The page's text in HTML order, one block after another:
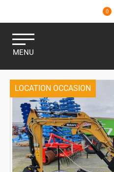
0
MENU
LOCATION OCCASION